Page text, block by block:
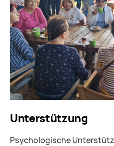
Unterstützung
Psychologische